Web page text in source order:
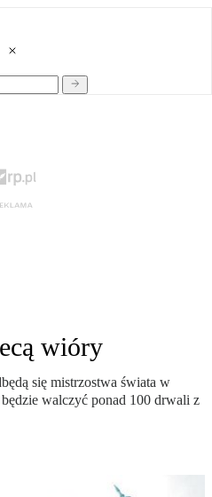
wióry
się mistrzostwa świata w
walczyć ponad 100 drwali z